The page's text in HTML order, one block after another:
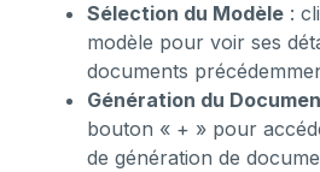
Sélection du Modèle :
modèle pour voir ses
documents
Génération du
bouton « + » pour
de génération de